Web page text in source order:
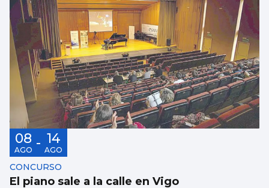
08
AGO - 14
AGO
CONCURSO
El piano sale a la calle en Vigo